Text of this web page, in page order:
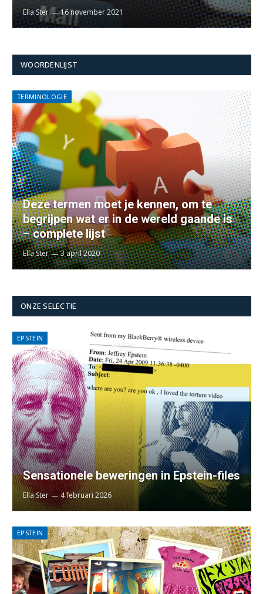
Ella Ster 16 november 2021
WOORDENLIJST
TERMINOLOGIE
Deze termen moet je kennen, om te
begrijpen wat er in de wereld gaande is
– complete lijst
Ella Ster 3 april 2020
ONZE SELECTIE
EPSTEIN
Sensationele beweringen in Epstein-files
Ella Ster 4 februari 2026
EPSTEIN